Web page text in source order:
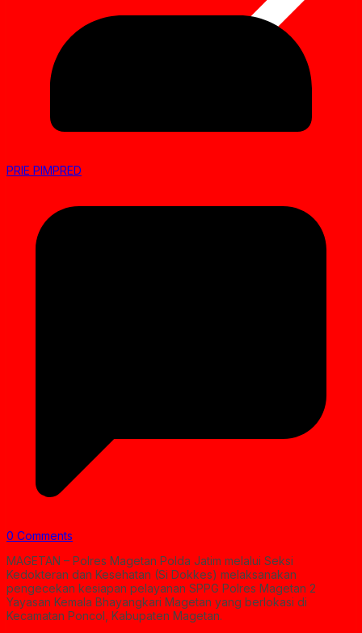
PRIE PIMPRED
0 Comments
MAGETAN – Polres Magetan Polda Jatim melalui Seksi
Kedokteran dan Kesehatan (Si Dokkes) melaksanakan
pengecekan kesiapan pelayanan SPPG Polres Magetan 2
Yayasan Kemala Bhayangkari Magetan yang berlokasi di
Kecamatan Poncol, Kabupaten Magetan.